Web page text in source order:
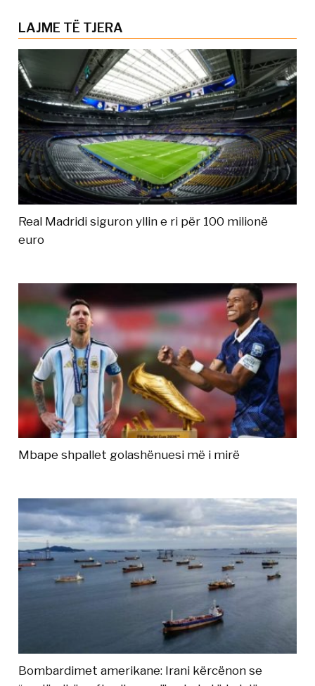
LAJME TË TJERA
Real Madridi siguron yllin e ri për 100 milionë
euro
Mbape shpallet golashënuesi më i mirë
Bombardimet amerikane: Irani kërcënon se